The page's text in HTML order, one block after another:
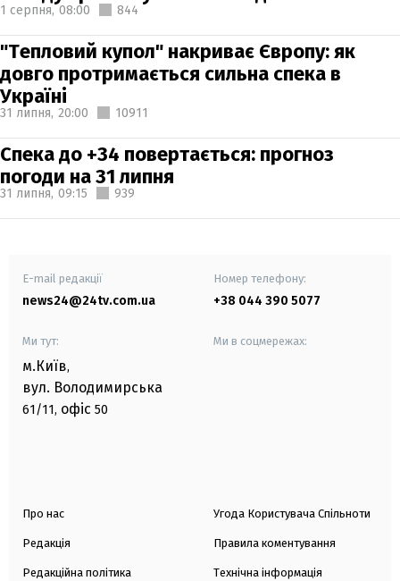
1 серпня, 08:00 844
"Тепловий купол" накриває Європу: як
довго протримається сильна спека в
Україні
31 липня, 20:00 10911
Спека до +34 повертається: прогноз
погоди на 31 липня
31 липня, 09:15 939
E-mail редакції
news24@24tv.com.ua
Номер телефону:
+38 044 390 5077
Ми тут:
м.Київ,
вул. Володимирська
61/11, офіс 50
Ми в соцмережах:
Про нас
Редакція
Редакційна політика
Угода Користувача Спільноти
Правила коментування
Технічна інформація